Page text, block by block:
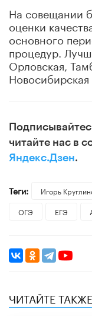
На совещании
оценки
основного
процедур.
Орловская,
читайте нас в
Яндекс.Дзен.
Теги: Игорь
ОГЭ
ЕГЭ
ЧИТАЙТЕ